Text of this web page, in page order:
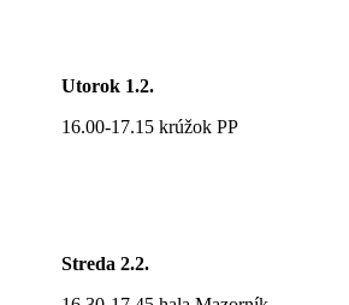
Utorok 1.2.
16.00-17.15 krúžok PP
Streda 2.2.